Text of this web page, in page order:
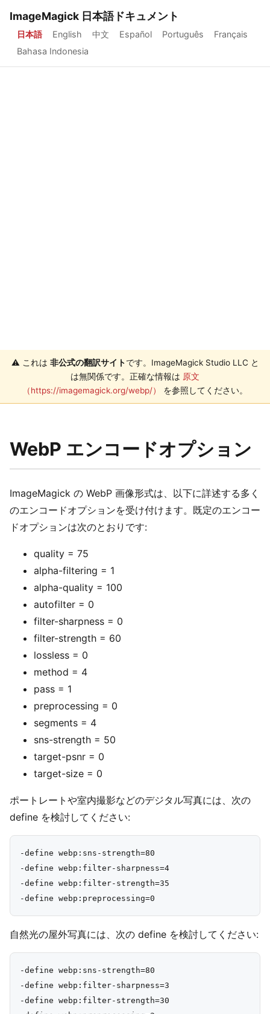
ImageMagick 日本語ドキュメント
日本語 English 中文 Español Português
Français
Bahasa Indonesia
⚠️ これは 非公式の翻訳サイトです。ImageMagick Studio LLC と
は無関係です。正確な情報は 原文
（https://imagemagick.org/webp/）
を参照してください。
WebP エンコードオプション
ImageMagick の WebP 画像形式は、以下に詳述する多く
のエンコードオプションを受け付けます。既定のエンコー
ドオプションは次のとおりです:
quality = 75
alpha-filtering = 1
alpha-quality = 100
autofilter = 0
filter-sharpness = 0
filter-strength = 60
lossless = 0
method = 4
pass = 1
preprocessing = 0
segments = 4
sns-strength = 50
target-psnr = 0
target-size = 0
ポートレートや室内撮影などのデジタル写真には、次の
define を検討してください:
-define webp:sns-strength=80
-define webp:filter-sharpness=4
-define webp:filter-strength=35
自然光の屋外写真には、次の define を検討してください:
-define webp:sns-strength=80
-define webp:filter-sharpness=3
-define webp:filter-strength=30